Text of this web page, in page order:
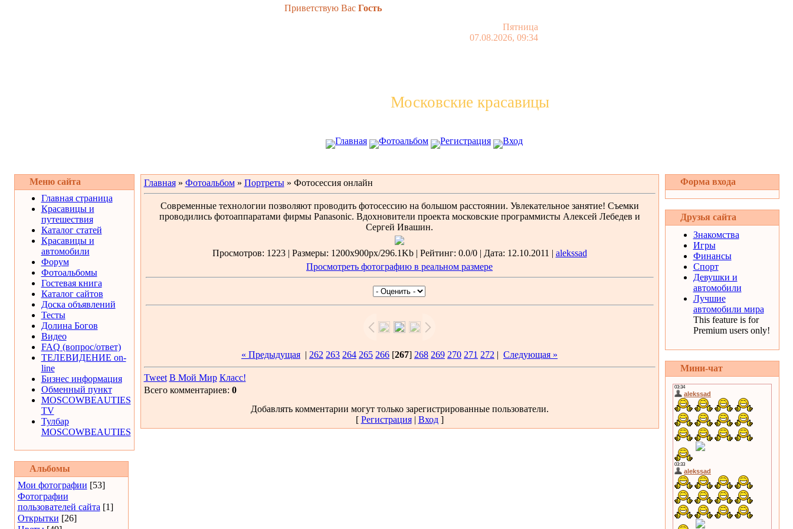
Приветствую Вас Гость
Пятница
07.08.2026, 09:34
Московские красавицы
Главная Фотоальбом Регистрация Вход
Меню сайта
Главная страница
Красавицы и
путешествия
Каталог статей
Красавицы и
автомобили
Форум
Фотоальбомы
Гостевая книга
Каталог сайтов
Доска объявлений
Тесты
Долина Богов
Видео
FAQ (вопрос/ответ)
ТЕЛЕВИДЕНИЕ on-
line
Бизнес информация
Обменный пункт
MOSCOWBEAUTIES
TV
Тулбар
MOSCOWBEAUTIES
Альбомы
Мои фотографии [53]
Фотографии
пользователей сайта [1]
Открытки [26]
Главная» Фотоальбом» Портреты» Фотосессия онлайн
Современные технологии позволяют проводить фотосессию на большом расстоянии. Увлекательное занятие! Съемки
проводились фотоаппаратами фирмы Panasonic. Вдохновители проекта московские программисты Алексей Лебедев и
Сергей Ивашин.
Просмотров: 1223 | Размеры: 1200x900px/296.1Kb | Рейтинг: 0.0/0 | Дата: 12.10.2011 | alekssad
Просмотреть фотографию в реальном размере
« Предыдущая | 262 263 264 265 266 [267] 268 269 270 271 272 | Следующая »
Tweet В Мой Мир Класс!
Всего комментариев: 0
Добавлять комментарии могут только зарегистрированные пользователи.
[ Регистрация| Вход]
Форма входа
Друзья сайта
Знакомства
Игры
Финансы
Спорт
Девушки и
автомобили
Лучшие
автомобили мира
This feature is for
Premium users only!
Мини-чат